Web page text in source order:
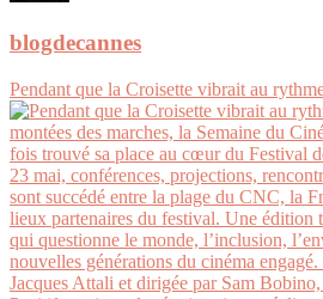
blogdecannes
Pendant que la Croisette vibrait au